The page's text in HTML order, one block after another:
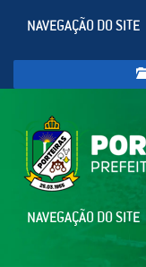
NAVEGAÇÃO DO SITE
NAVEGAÇÃO DO SITE